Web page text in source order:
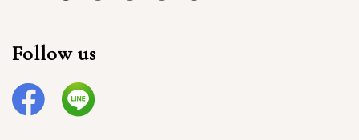
Follow us